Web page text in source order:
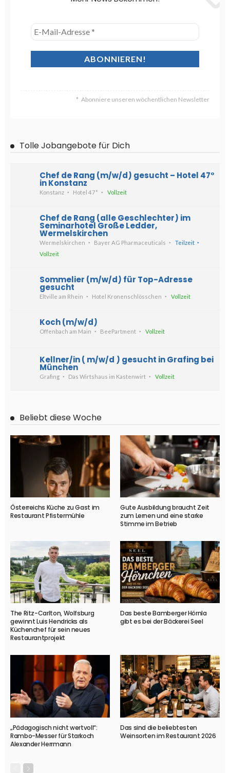
Abonniere unseren wöchentlichen Newsletter
Tolle Jobangebote für Dich
Chef de Rang (m/w/d) gesucht – Hotel 47°
in Konstanz
Konstanz Hotel 47° Vollzeit
Chef de Rang (alle Geschlechter) im
Seminarhotel Große Ledder,
Wermelskirchen
Wermelskirchen Bayer AG Pharmaceuticals
Teilzeit
Vollzeit
Sommelier (m/w/d) für Top-Adresse
gesucht
Eltville am Rhein Hotel Kronenschlösschen Vollzeit
Koch (m/w/d)
Offenbach am Main BeePartment Vollzeit
Kellner/in ( m/w/d ) gesucht in Grafing bei
München
Grafing Das Wirtshaus im Kastenwirt Vollzeit
Beliebt diese Woche
Österreichs Küche zu Gast im
Restaurant Pfistermühle
Gute Ausbildung braucht Zeit
zum Lernen und eine starke
Stimme im Betrieb
The Ritz-Carlton, Wolfsburg
gewinnt Luis Hendricks als
Küchenchef für sein neues
Restaurantprojekt
Das beste Bamberger Hörnla
gibt es bei der Bäckerei Seel
„Pädagogisch nicht wertvoll“:
Rambo-Messer für Starkoch
Alexander Herrmann
Das sind die beliebtesten
Weinsorten im Restaurant 2026